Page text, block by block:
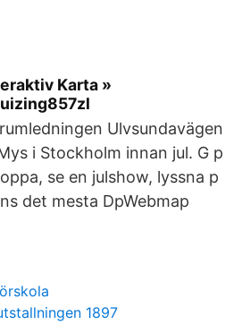
Karta »
Ulvsundavägen
i Stockholm innan jul. G p
se en julshow, lyssna p
det mesta DpWebmap
1897